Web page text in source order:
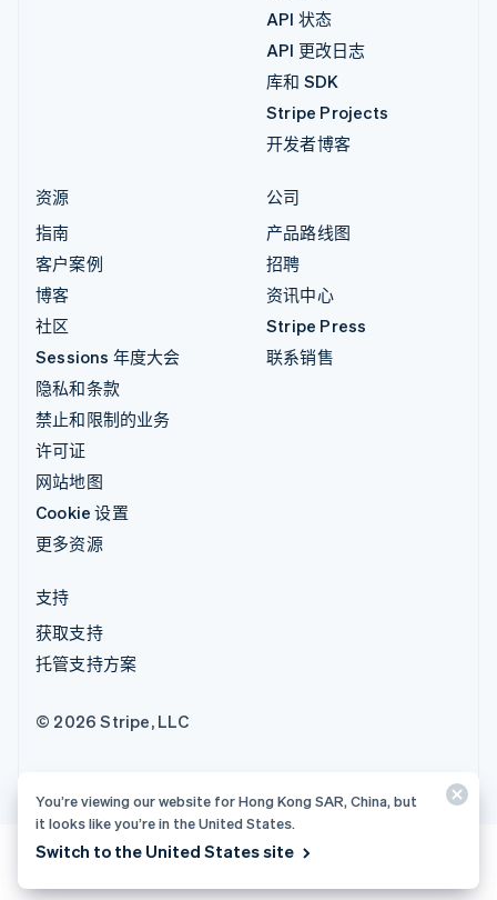
API 状态
API 更改日志
库和 SDK
Stripe Projects
开发者博客
资源
指南
客户案例
博客
社区
Sessions 年度大会
隐私和条款
禁止和限制的业务
许可证
网站地图
Cookie 设置
更多资源
公司
产品路线图
招聘
资讯中心
Stripe Press
联系销售
支持
获取支持
托管支持方案
© 2026 Stripe, LLC
You’re viewing our website for Hong Kong SAR, China, but
it looks like you’re in the United States.
Switch to the United States site